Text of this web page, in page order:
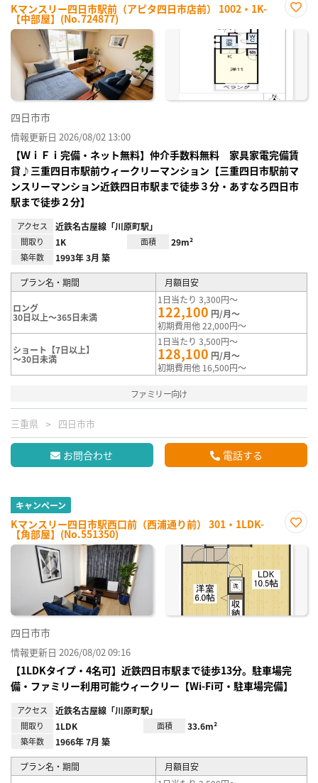
Kマンスリー四日市駅前（アピタ四日市店前） 1002・1K-
【中部屋】(No.724877)
に入
四日市市
情報更新日 2026/08/02 13:00
【ＷｉＦｉ完備・ネット無料】仲介手数料無料 家具家電完備賃
貸♪三重四日市駅前ウィークリーマンション【三重四日市駅前マ
ンスリーマンション近鉄四日市駅まで徒歩３分・あすなろ四日市
駅まで徒歩２分】
アクセス 近鉄名古屋線「川原町駅」
間取り 1K 面積 29m²
築年数 1993年 3月 築
プラン名・期間 月額目安
ロング
30日以上～365日未満
1日当たり 3,300円～
122,100 円/月～
初期費用他 22,000円～
ショート【7日以上】
～30日未満
1日当たり 3,500円～
128,100 円/月～
初期費用他 16,500円～
ファミリー向け
三重県 四日市市
お問合わせ 電話する
キャンペーン
Kマンスリー四日市駅西口前（西浦通り前） 301・1LDK-
【角部屋】(No.551350)
に入
四日市市
情報更新日 2026/08/02 09:16
【1LDKタイプ・4名可】近鉄四日市駅まで徒歩13分。駐車場完
備・ファミリー利用可能ウィークリー【Wi-Fi可・駐車場完備】
アクセス 近鉄名古屋線「川原町駅」
間取り 1LDK 面積 33.6m²
築年数 1966年 7月 築
プラン名・期間
月額目安